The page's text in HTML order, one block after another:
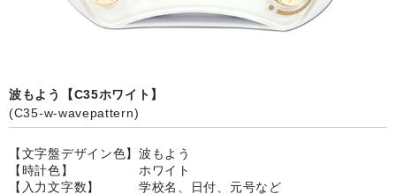
メロディ時計(個別)
制服メモリー
お絵かきギャラリー
自作オリジナル時計
波もよう【C35ホワイト】
(C35-w-wavepattern)
【文字盤デザイン色】波もよう
【時計色】 ホワイト
【入力文字数】 学校名、日付、元号など